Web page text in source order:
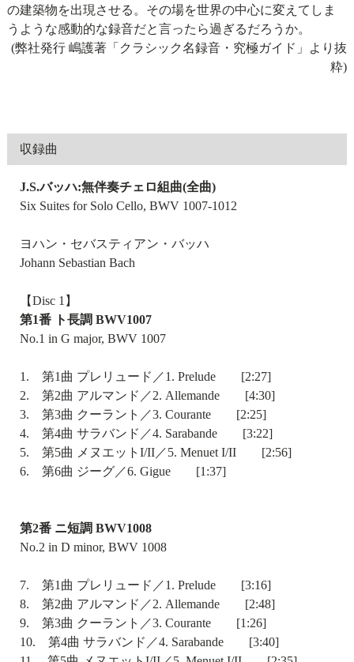
の建築物を出現させる。その場を世界の中心に変えてしま
うような感動的な録音だと言ったら過ぎるだろうか。
(弊社発行 嶋護著「クラシック名録音・究極ガイド」より抜
粋)
収録曲
J.S.バッハ:無伴奏チェロ組曲(全曲)
Six Suites for Solo Cello, BWV 1007-1012
ヨハン・セバスティアン・バッハ
Johann Sebastian Bach
【Disc 1】
第1番 ト長調 BWV1007
No.1 in G major, BWV 1007
1. 第1曲 プレリュード／1. Prelude [2:27]
2. 第2曲 アルマンド／2. Allemande [4:30]
3. 第3曲 クーラント／3. Courante [2:25]
4. 第4曲 サラバンド／4. Sarabande [3:22]
5. 第5曲 メヌエットI/II／5. Menuet I/II [2:56]
6. 第6曲 ジーグ／6. Gigue [1:37]
第2番 ニ短調 BWV1008
No.2 in D minor, BWV 1008
7. 第1曲 プレリュード／1. Prelude [3:16]
8. 第2曲 アルマンド／2. Allemande [2:48]
9. 第3曲 クーラント／3. Courante [1:26]
10. 第4曲 サラバンド／4. Sarabande [3:40]